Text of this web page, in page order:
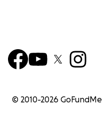
© 2010-2026 GoFundMe